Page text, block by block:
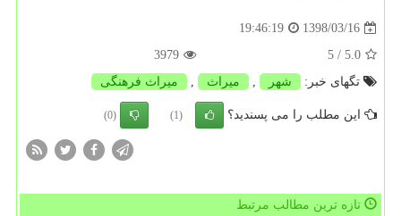
1398/03/16
19:46:19
5.0
/ 5
3979
تگهای خبر:
شهر , میراث , میراث فرهنگی
این مطلب را می پسندید؟ (1)
(0)
تازه ترین مطالب مرتبط